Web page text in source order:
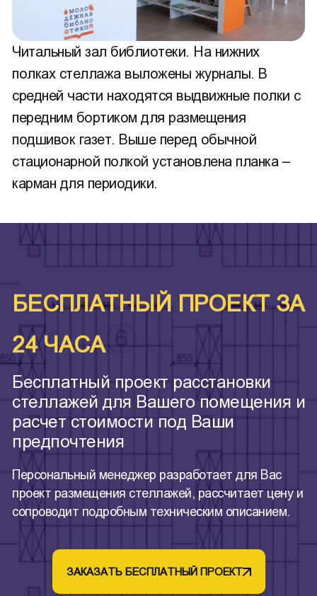
Читальный зал библиотеки. На нижних
полках стеллажа выложены журналы. В
средней части находятся выдвижные полки с
передним бортиком для размещения
подшивок газет. Выше перед обычной
стационарной полкой установлена планка –
карман для периодики.
БЕСПЛАТНЫЙ ПРОЕКТ ЗА
24 ЧАСА
Бесплатный проект расстановки
стеллажей для Вашего помещения и
расчет стоимости под Ваши
предпочтения
Персональный менеджер разработает для Вас
проект размещения стеллажей, рассчитает цену и
сопроводит подробным техническим описанием.
ЗАКАЗАТЬ БЕСПЛАТНЫЙ ПРОЕКТ